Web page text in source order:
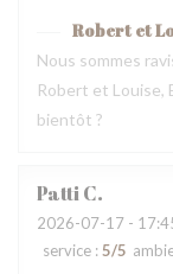
Robert et
Nous sommes
Robert et Louise,
bientôt ?
PattiC
2026-07-17 -
service : 5/5